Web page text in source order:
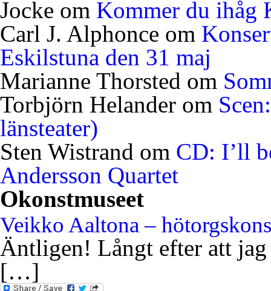
Jocke om Kommer du ihåg
Carl J. Alphonce om
Eskilstuna den 31 maj
Marianne Thorsted om
Torbjörn Helander om
länsteater)
Sten Wistrand om CD: I’ll
Andersson Quartet
Okonstmuseet
Veikko Aaltona –
Äntligen! Långt efter att
[…]